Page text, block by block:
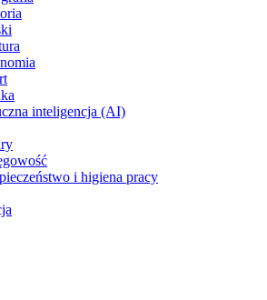
inteligencja (AI)
i higiena pracy